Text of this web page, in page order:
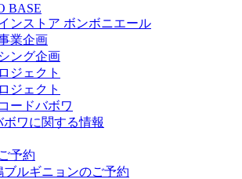
BASE
ンストア ボンボニエール
業企画
ング企画
ジェクト
ジェクト
ードバボワ
ボワに関する情報
予約
ブルギニョンのご予約